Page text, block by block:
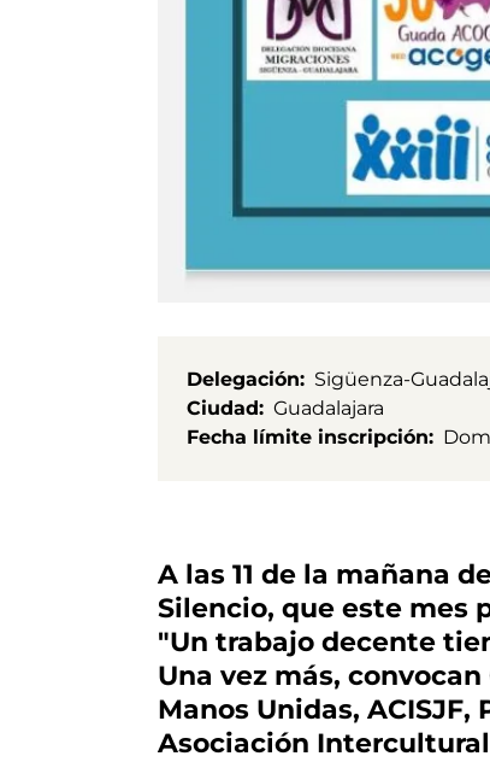
Delegación
Sigüenza-
Ciudad
Guadalajara
Fecha límite inscripción
A las 11 de la mañana
Silencio, que este mes
"Un trabajo decente
Una vez más,
Manos Unidas,
Asociación